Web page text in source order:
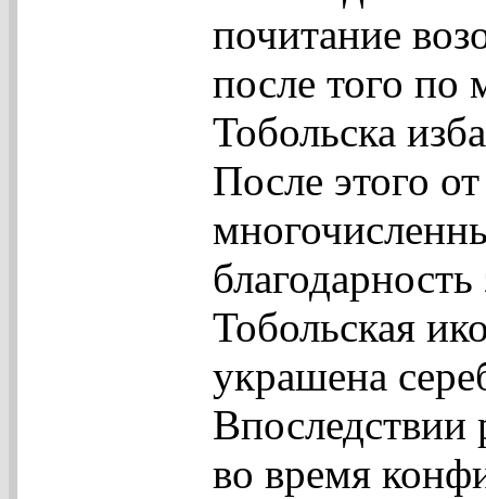
почитание
после того по
Тобольска
После этого
Тобольская
украшена
Впоследствии
во время